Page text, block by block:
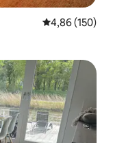
Évaluation
4,86 (150)